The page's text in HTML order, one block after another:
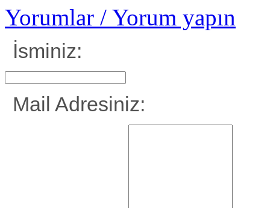
Yorumlar / Yorum yapın
İsminiz:
Mail Adresiniz: